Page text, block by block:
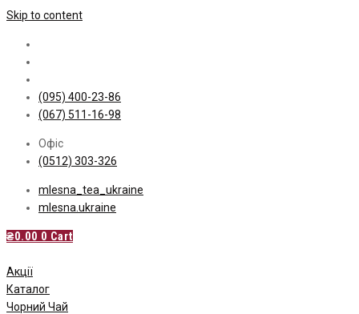
Skip to content
(095) 400-23-86
(067) 511-16-98
Офіс
(0512) 303-326
mlesna_tea_ukraine
mlesna.ukraine
₴0.00 0 Cart
Акції
Каталог
Чорний Чай